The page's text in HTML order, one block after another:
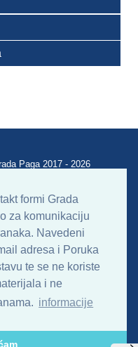
formi Grada
za komunikaciju
Navedeni
adresa i Poruka
te se ne koriste
i ne
informacije
Paga 2017 - 2026
Kontakt
RSS